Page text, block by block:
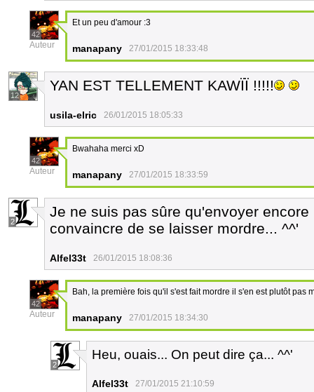
42
Auteur
Et un peu d'amour :3
manapany 27/01/2015 18:33:48
12
YAN EST TELLEMENT KAWÏÏ !!!!!
usila-elric 26/01/2015 18:05:33
42
Auteur
Bwahaha merci xD
manapany 27/01/2015 18:33:59
2
Je ne suis pas sûre qu'envoyer
convaincre de se laisser mordre... ^^'
Alfel33t 26/01/2015 18:08:36
42
Auteur
Bah, la première fois qu'il s'est fait mordre il s'en est plutôt pas
manapany 27/01/2015 18:34:30
2
Heu, ouais... On peut dire ça... ^^'
Alfel33t 27/01/2015 21:10:59